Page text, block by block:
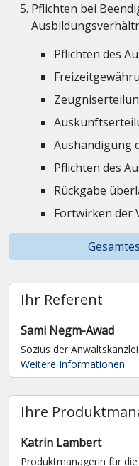
Pflichten bei
Pflichten des
Aushändigung
Pflichten des
Rückgabe
Fortwirken der
Ihr Referent
Sami Negm-Awad
Sozius der
Weitere Informationen
Ihre
Katrin Lambert
Produktmanagerin für